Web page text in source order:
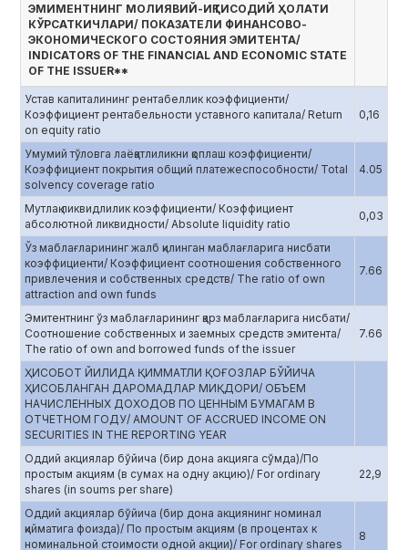
ЭМИМЕНТНИНГ МОЛИЯВИЙ-ИҚТИСОДИЙ ҲОЛАТИ
КЎРСАТКИЧЛАРИ/ ПОКАЗАТЕЛИ ФИНАНСОВО-
ЭКОНОМИЧЕСКОГО СОСТОЯНИЯ ЭМИТЕНТА/
INDICATORS OF THE FINANCIAL AND ECONOMIC STATE
OF THE ISSUER**
Устав капиталининг рентабеллик коэффициенти/
Коэффициент рентабельности уставного капитала/ Return
on equity ratio
0,16
Умумий тўловга лаёқатлиликни қоплаш коэффициенти/
Коэффициент покрытия общий платежеспособности/ Total
solvency coverage ratio
4.05
Мутлақ ликвидлилик коэффициенти/ Коэффициент
абсолютной ликвидности/ Absolute liquidity ratio
0,03
Ўз маблағларининг жалб қилинган маблағларига нисбати
коэффициенти/ Коэффициент соотношения собственного
привлечения и собственных средств/ The ratio of own
attraction and own funds
7.66
Эмитентнинг ўз маблағларининг қарз маблағларига нисбати/
Соотношение собственных и заемных средств эмитента/
The ratio of own and borrowed funds of the issuer
7.66
ҲИСОБОТ ЙИЛИДА ҚИММАТЛИ ҚОҒОЗЛАР БЎЙИЧА
ҲИСОБЛАНГАН ДАРОМАДЛАР МИҚДОРИ/ ОБЪЕМ
НАЧИСЛЕННЫХ ДОХОДОВ ПО ЦЕННЫМ БУМАГАМ В
ОТЧЕТНОМ ГОДУ/ AMOUNT OF ACCRUED INCOME ON
SECURITIES IN THE REPORTING YEAR
Оддий акциялар бўйича (бир дона акцияга сўмда)/По
простым акциям (в сумах на одну акцию)/ For ordinary
shares (in soums per share)
22,9
Оддий акциялар бўйича (бир дона акциянинг номинал
қийматига фоизда)/ По простым акциям (в процентах к
номинальной стоимости одной акции)/ For ordinary shares
8